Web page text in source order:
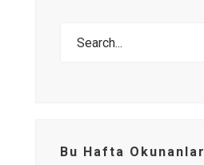
Bu Hafta Okunanlar